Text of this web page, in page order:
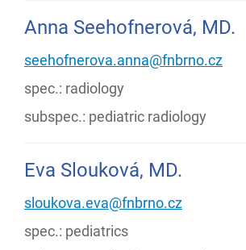
Anna Seehofnerová, MD.
seehofnerova.anna@fnbrno.cz
spec.: radiology
subspec.: pediatric radiology
Eva Slouková, MD.
sloukova.eva@fnbrno.cz
spec.: pediatrics